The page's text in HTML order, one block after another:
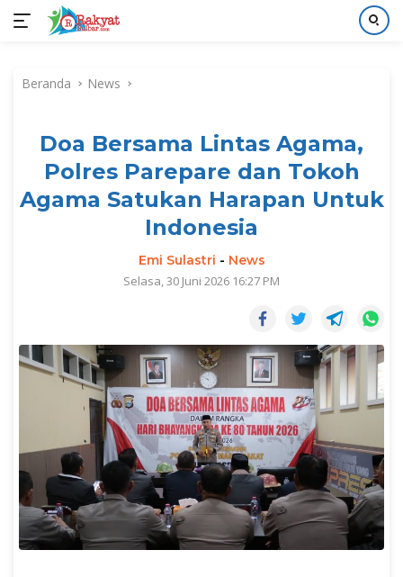
kontenBeranda News
Doa Bersama Lintas Agama,
Polres Parepare dan Tokoh
Agama Satukan Harapan Untuk
Indonesia
Emi Sulastri - News
Selasa, 30 Juni 2026 16:27 PM